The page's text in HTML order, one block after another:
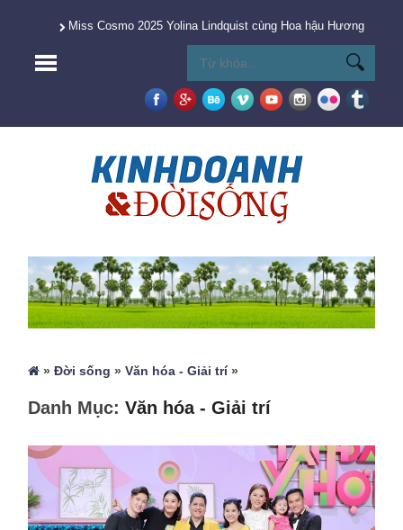
Miss Cosmo 2025 Yolina Lindquist cùng Hoa hậu Hương
»Đời sống »Văn hóa - Giải trí»
Danh Mục:Văn hóa - Giải trí